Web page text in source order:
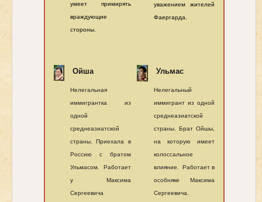
умеет примирять
враждующие
стороны.
уважением жителей
Фаергарда.
Ойша
Нелегальная
иммигрантка из
одной
среднеазиатской
страны. Приехала в
Россию с братом
Ульмасом. Работает
у Максима
Сергеевича
Ульмас
Нелегальный
иммигрант из одной
среднеазиатской
страны. Брат Ойшы,
на которую имеет
колоссальное
влияние. Работает в
особняке Максима
Сергеевича.